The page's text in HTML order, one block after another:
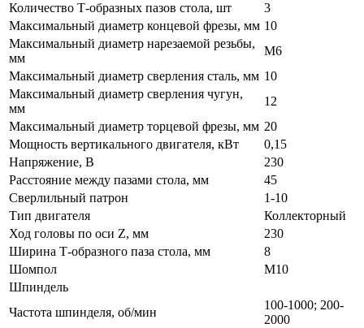
Количество Т-образных пазов стола, шт
3
Максимальный диаметр концевой фрезы, мм 10
Максимальный диаметр нарезаемой резьбы,
мм
М6
Максимальный диаметр сверления сталь, мм 10
Максимальный диаметр сверления чугун,
мм
12
Максимальный диаметр торцевой фрезы, мм 20
Мощность вертикального двигателя, кВт
0,15
Напряжение, В
230
Расстояние между пазами стола, мм
45
Сверлильный патрон
1-10
Тип двигателя
Коллекторный
Ход головы по оси Z, мм
230
Ширина Т-образного паза стола, мм
8
Шомпол
M10
Шпиндель
Частота шпинделя, об/мин
100-1000; 200-
2000